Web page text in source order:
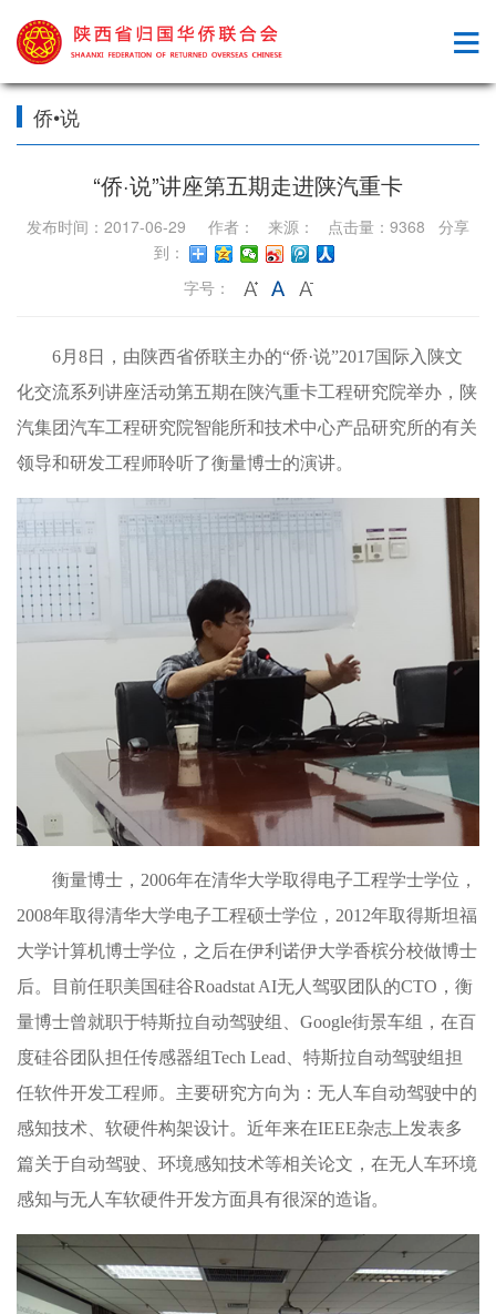
侨•说
“侨·说”讲座第五期走进陕汽重卡
发布时间：2017-06-29 作者： 来源： 点击量：9368 分享
到：
字号：
6月8日，由陕西省侨联主办的“侨·说”2017国际入陕文
化交流系列讲座活动第五期在陕汽重卡工程研究院举办，陕
汽集团汽车工程研究院智能所和技术中心产品研究所的有关
领导和研发工程师聆听了衡量博士的演讲。
衡量博士，2006年在清华大学取得电子工程学士学位，
2008年取得清华大学电子工程硕士学位，2012年取得斯坦福
大学计算机博士学位，之后在伊利诺伊大学香槟分校做博士
后。目前任职美国硅谷Roadstat AI无人驾驭团队的CTO，衡
量博士曾就职于特斯拉自动驾驶组、Google街景车组，在百
度硅谷团队担任传感器组Tech Lead、特斯拉自动驾驶组担
任软件开发工程师。主要研究方向为：无人车自动驾驶中的
感知技术、软硬件构架设计。近年来在IEEE杂志上发表多
篇关于自动驾驶、环境感知技术等相关论文，在无人车环境
感知与无人车软硬件开发方面具有很深的造诣。